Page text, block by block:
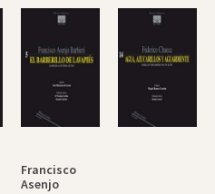
Francisco
Asenjo